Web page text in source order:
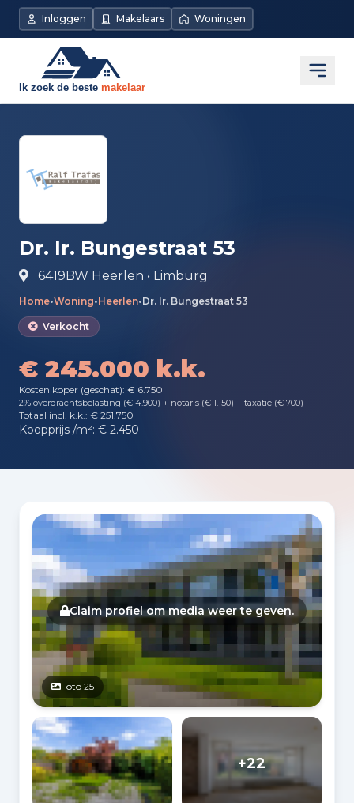
Direct naar de inhoud
Inloggen Makelaars Woningen
Dr. Ir. Bungestraat 53
6419BW Heerlen • Limburg
Home•Woning•Heerlen•Dr. Ir. Bungestraat 53
Verkocht
€ 245.000 k.k.
Kosten koper (geschat): € 6.750
2% overdrachtsbelasting (€ 4.900) + notaris (€ 1.150) + taxatie (€ 700)
Totaal incl. k.k.: € 251.750
Koopprijs /m²: € 2.450
Fotogalerij
Foto 25
Claim profiel om media weer te geven.
+22